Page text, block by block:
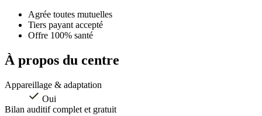
Agrée toutes mutuelles
Tiers payant accepté
Offre 100% santé
À propos du centre
Appareillage & adaptation
Oui
Bilan auditif complet et gratuit